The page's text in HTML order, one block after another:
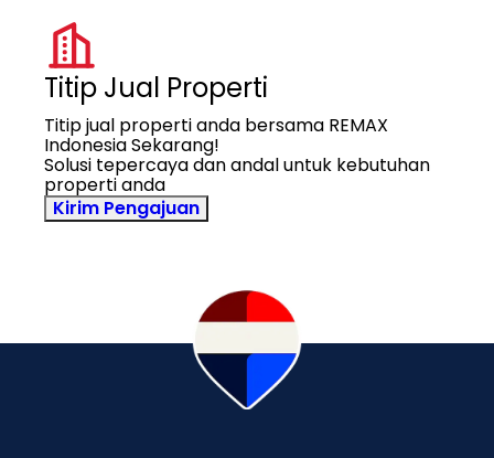
Titip Jual Properti
Titip jual properti anda bersama REMAX
Indonesia Sekarang!
Solusi tepercaya dan andal untuk kebutuhan
properti anda
Kirim Pengajuan